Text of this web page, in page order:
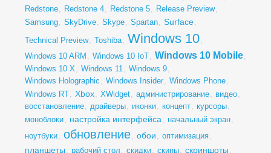
Redstone, Redstone 4, Redstone 5, Release Preview,
Samsung, SkyDrive, Skype, Spartan, Surface,
Technical Preview, Toshiba, Windows 10,
Windows 10 ARM , Windows 10 IoT, Windows 10 Mobile,
Windows 10 X, Windows 11, Windows 9,
Windows Holographic , Windows Insider, Windows Phone,
Windows RT, Xbox, XWidget, администрирование, видео,
восстановление, драйверы, иконки, концепт, курсоры,
моноблоки, настройка интерфейса , начальный экран,
ноутбуки, обновление, обои , оптимизация,
планшеты , рабочий стол , скидки, скины, скриншоты ,